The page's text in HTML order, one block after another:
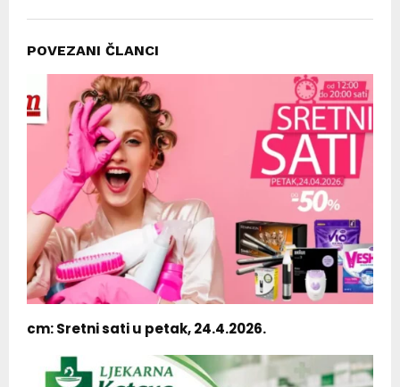
POVEZANI ČLANCI
cm: Sretni sati u petak, 24.4.2026.